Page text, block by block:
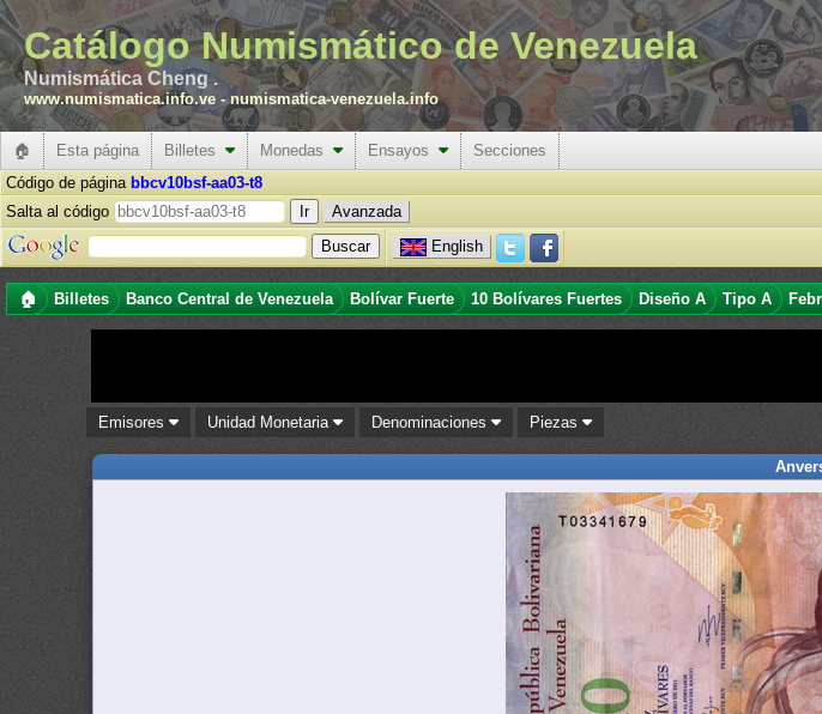
Catálogo Numismático de Venezuela
Numismática Cheng .
www.numismatica.info.ve -numismatica-venezuela.info
🏠 Esta página Billetes Monedas Ensayos
Secciones
Código de página bbcv10bsf-aa03-t8
Salta al código
Avanzada
English
🏠 Billetes Banco Central de Venezuela Bolívar Fuerte 10 Bolívares Fuertes Diseño A Tipo A
Emisores Unidad Monetaria Denominaciones Piezas